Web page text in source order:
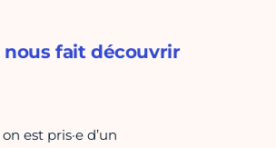
fait découvrir
est pris·e d’un